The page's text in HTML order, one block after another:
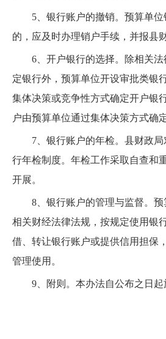
5、银行账户的撤销。预算单
的，应及时办理销户手续，并报县
6、开户银行的选择。除相关
定银行外，预算单位开设审批类银
集体决策或竞争性方式确定开户银
户由预算单位通过集体决策方式确
7、银行账户的年检。县财政
行年检制度。年检工作采取自查和
开展。
8、银行账户的管理与监督。
相关财经法律法规，按规定使用银
借、转让银行账户或提供信用担保
管理使用。
9、附则。本办法自公布之日起